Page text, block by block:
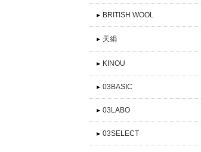
▸ BRITISH WOOL
▸ 天絹
▸ KINOU
▸ 03BASIC
▸ 03LABO
▸ 03SELECT